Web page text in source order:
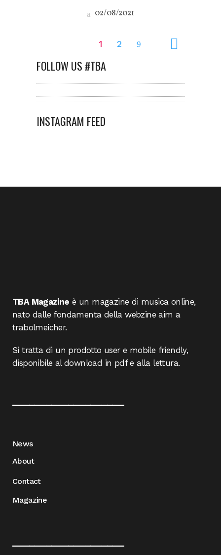
02/08/2021
1 2
FOLLOW US #TBA
INSTAGRAM FEED
TBA Magazine è un magazine di musica online,
nato dalle fondamenta della webzine aim a
trabolmeicher.
Si tratta di un prodotto user e mobile friendly,
disponibile al download in pdf e alla lettura.
News
About
Contact
Magazine